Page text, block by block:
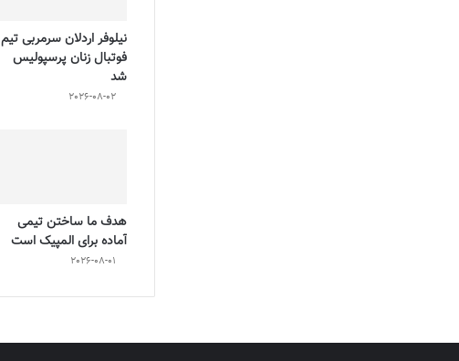
نیلوفر اردلان سرمربی تیم
فوتبال زنان پرسپولیس
شد
2026-08-02
هدف ما ساختن تیمی
آماده برای المپیک است
2026-08-01